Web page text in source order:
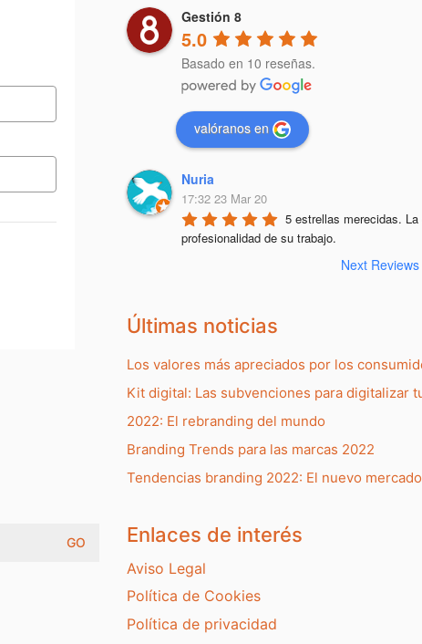
Gestión 8
5.0
Basado en 10 reseñas.
valóranos en
Nuria
17:32 23 Mar 20
5 estrellas merecidas.
profesionalidad de su trabajo.
Next Reviews
Últimas noticias
Los valores más apreciados por los
Kit digital: Las subvenciones para digitalizar
2022: El rebranding del mundo
Branding Trends para las marcas 2022
Tendencias branding 2022: El nuevo mercado
Enlaces de interés
Aviso Legal
Política de Cookies
Política de privacidad